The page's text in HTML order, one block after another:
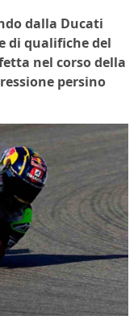
dalla Ducati
di qualifiche del
nel corso della
persino